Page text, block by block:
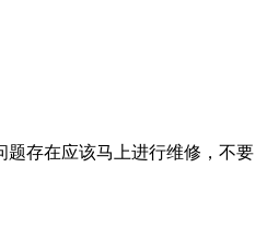
题存在应该马上进行维修，不要